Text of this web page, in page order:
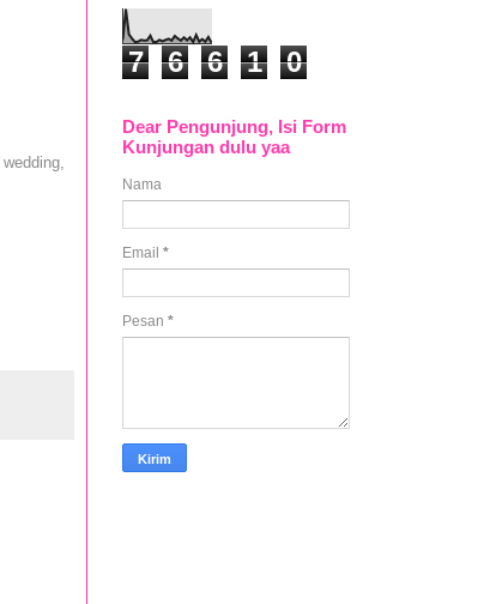
7 6 6 1 0
Dear Pengunjung, Isi Form
Kunjungan dulu yaa
Nama
Email *
Pesan *